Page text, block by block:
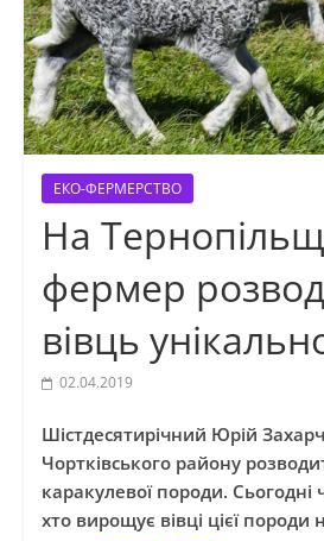
ЕКО-ФЕРМЕРСТВО
На
фермер
вівць
02.04.2019
Шістдесятирічний Юрій
Чортківського району
каракулевої породи.
хто вирощує вівці цієї породи